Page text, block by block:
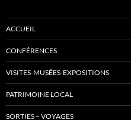
ACCUEIL
CONFÉRENCES
VISITES-MUSÉES-EXPOSITIONS
PATRIMOINE LOCAL
SORTIES – VOYAGES